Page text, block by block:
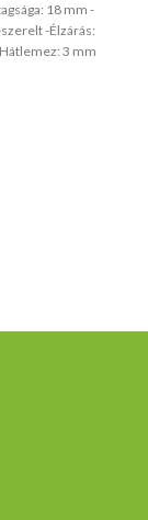
18 mm -
-Élzárás:
3 mm